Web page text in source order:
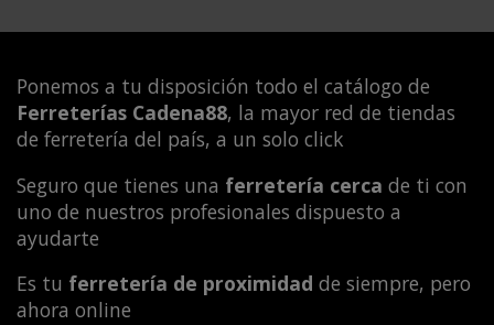
Ponemos a tu disposición todo el catálogo de
Ferreterías Cadena88, la mayor red de tiendas
de ferretería del país, a un solo click
Seguro que tienes una ferretería cerca de ti con
uno de nuestros profesionales dispuesto a
ayudarte
Es tu ferretería de proximidad de siempre, pero
ahora online